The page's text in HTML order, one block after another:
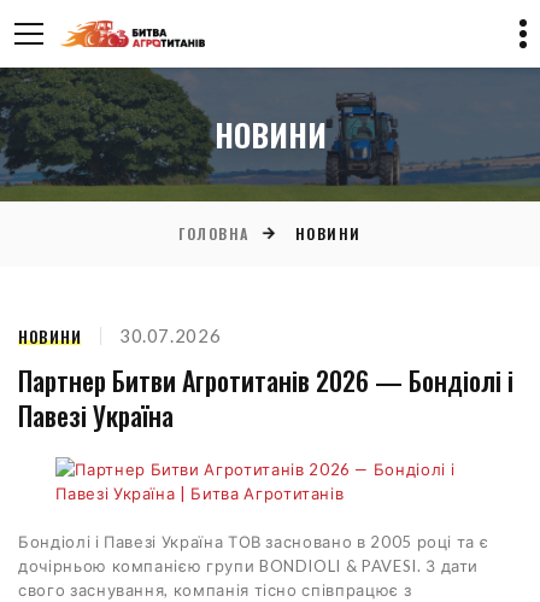
НОВИНИ
ГОЛОВНА НОВИНИ
НОВИНИ 30.07.2026
Партнер Битви Агротитанів 2026 — Бондіолі і
Павезі Україна
Бондіолі і Павезі Україна ТОВ засновано в 2005 році та є
дочірньою компанією групи BONDIOLI & PAVESI. З дати
свого заснування, компанія тісно співпрацює з